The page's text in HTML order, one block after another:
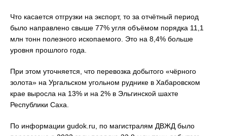
Что касается отгрузки на экспорт, то за отчётный период
было направлено свыше 77% угля объёмом порядка 11,1
млн тонн полезного ископаемого. Это на 8,4% больше
уровня прошлого года.
При этом уточняется, что перевозка добытого «чёрного
золота» на Ургальском угольном руднике в Хабаровском
крае выросла на 13% и на 2% в Эльгинской шахте
Республики Саха.
По информации gudok.ru, по магистралям ДВЖД было